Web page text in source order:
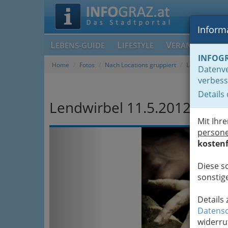
LEBENS-GUIDE LIFESTYLE V
Details
Mit
Diese
Details
Home Fotos Nach Locations gruppiert Lendviertel
Lendwirbel 11.5.2012